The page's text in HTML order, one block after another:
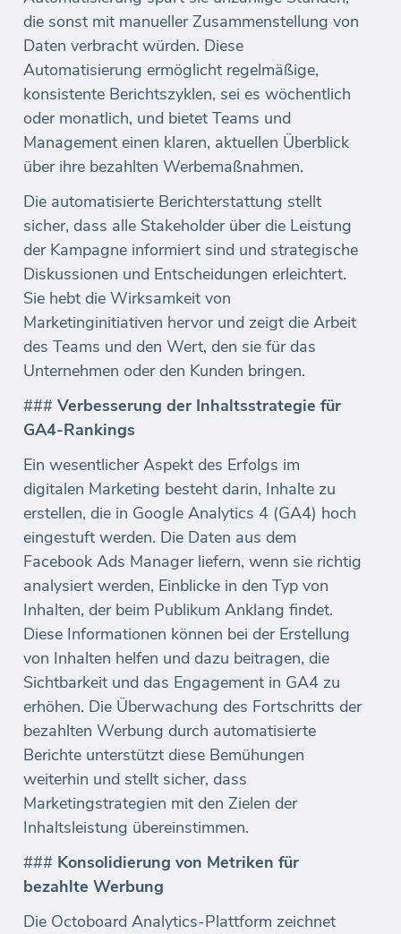
die sonst mit manueller Zusammenstellung von
Daten verbracht würden. Diese
Automatisierung ermöglicht regelmäßige,
konsistente Berichtszyklen, sei es wöchentlich
oder monatlich, und bietet Teams und
Management einen klaren, aktuellen Überblick
über ihre bezahlten Werbemaßnahmen.
Die automatisierte Berichterstattung stellt
sicher, dass alle Stakeholder über die Leistung
der Kampagne informiert sind und strategische
Diskussionen und Entscheidungen erleichtert.
Sie hebt die Wirksamkeit von
Marketinginitiativen hervor und zeigt die Arbeit
des Teams und den Wert, den sie für das
Unternehmen oder den Kunden bringen.
### Verbesserung der Inhaltsstrategie für
GA4-Rankings
Ein wesentlicher Aspekt des Erfolgs im
digitalen Marketing besteht darin, Inhalte zu
erstellen, die in Google Analytics 4 (GA4) hoch
eingestuft werden. Die Daten aus dem
Facebook Ads Manager liefern, wenn sie richtig
analysiert werden, Einblicke in den Typ von
Inhalten, der beim Publikum Anklang findet.
Diese Informationen können bei der Erstellung
von Inhalten helfen und dazu beitragen, die
Sichtbarkeit und das Engagement in GA4 zu
erhöhen. Die Überwachung des Fortschritts der
bezahlten Werbung durch automatisierte
Berichte unterstützt diese Bemühungen
weiterhin und stellt sicher, dass
Marketingstrategien mit den Zielen der
Inhaltsleistung übereinstimmen.
### Konsolidierung von Metriken für
bezahlte Werbung
Die Octoboard Analytics-Plattform zeichnet